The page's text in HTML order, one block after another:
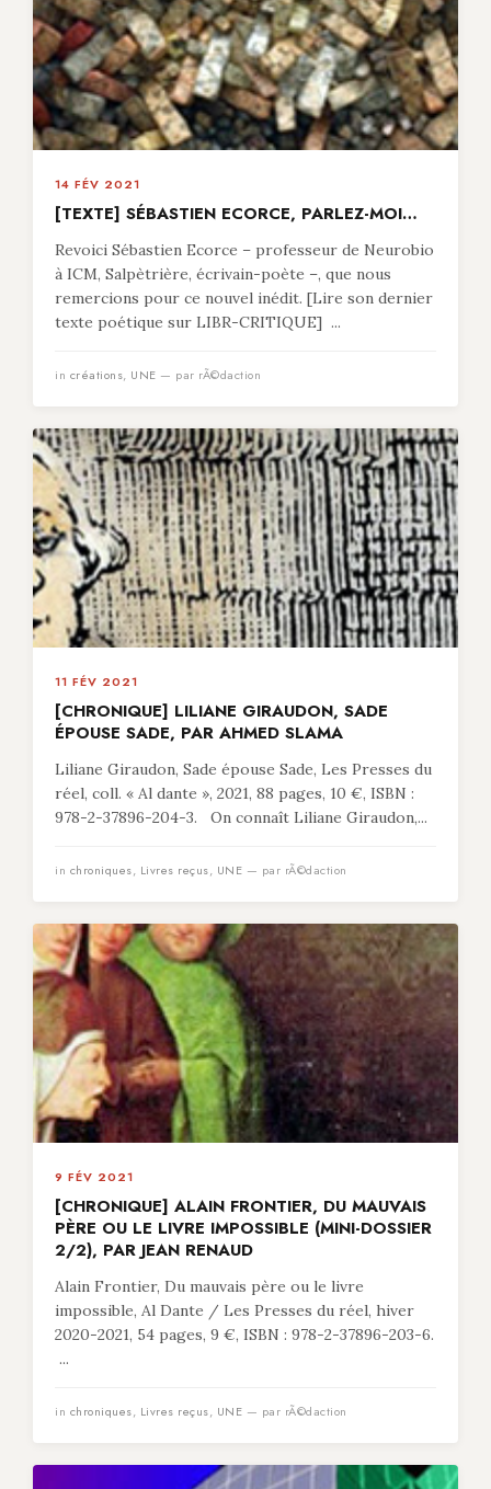
14 FÉV 2021
[TEXTE] SÉBASTIEN ECORCE, PARLEZ-MOI…
Revoici Sébastien Ecorce – professeur de Neurobio
à ICM, Salpètrière, écrivain-poète –, que nous
remercions pour ce nouvel inédit. [Lire son dernier
texte poétique sur LIBR-CRITIQUE] ...
in créations, UNE — par rÃ©daction
11 FÉV 2021
[CHRONIQUE] LILIANE GIRAUDON, SADE
ÉPOUSE SADE, PAR AHMED SLAMA
Liliane Giraudon, Sade épouse Sade, Les Presses du
réel, coll. « Al dante », 2021, 88 pages, 10 €, ISBN :
978-2-37896-204-3. On connaît Liliane Giraudon,...
in chroniques, Livres reçus, UNE — par rÃ©daction
9 FÉV 2021
[CHRONIQUE] ALAIN FRONTIER, DU MAUVAIS
PÈRE OU LE LIVRE IMPOSSIBLE (MINI-DOSSIER
2/2), PAR JEAN RENAUD
Alain Frontier, Du mauvais père ou le livre
impossible, Al Dante / Les Presses du réel, hiver
2020-2021, 54 pages, 9 €, ISBN : 978-2-37896-203-6.
...
in chroniques, Livres reçus, UNE — par rÃ©daction